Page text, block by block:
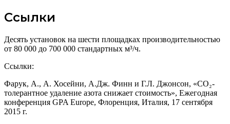
Ссылки
Десять установок на шести площадках производительностью
от 80 000 до 700 000 стандартных м³/ч.
Ссылки:
Фарук, А., А. Хосейни, А.Дж. Финн и Г.Л. Джонсон, «CO₂-
толерантное удаление азота снижает стоимость», Ежегодная
конференция GPA Europe, Флоренция, Италия, 17 сентября
2015 г.